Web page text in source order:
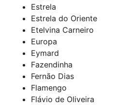
Estrela
Estrela do Oriente
Etelvina Carneiro
Europa
Eymard
Fazendinha
Fernão Dias
Flamengo
Flávio de Oliveira